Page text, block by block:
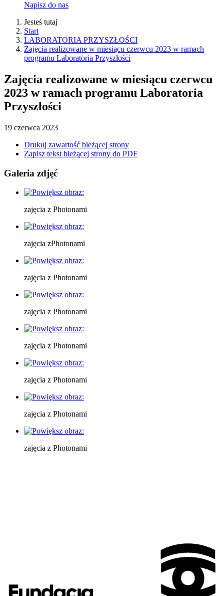
Napisz do nas
Jesteś tutaj
Start
LABORATORIA PRZYSZŁOŚCI
Zajęcia realizowane w miesiącu czerwcu 2023 w ramach
programu Laboratoria Przyszłości
Zajęcia realizowane w miesiącu czerwcu
2023 w ramach programu Laboratoria
Przyszłości
19 czerwca 2023
Drukuj zawartość bieżącej strony
Zapisz tekst bieżącej strony do PDF
Galeria zdjęć
zajęcia z Photonami
zajęcia zPhotonami
zajęcia z Photonami
zajęcia z Photonami
zajęcia z Photonami
zajęcia z Photonami
zajęcia z Photonami
zajęcia z Photonami